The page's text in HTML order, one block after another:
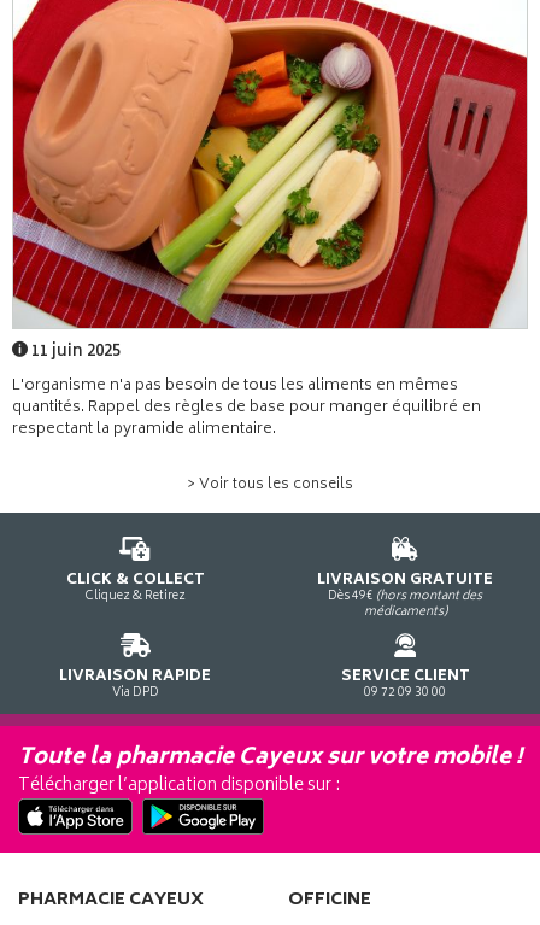
11 juin 2025
L'organisme n'a pas besoin de tous les aliments en mêmes
quantités. Rappel des règles de base pour manger équilibré en
respectant la pyramide alimentaire.
> Voir tous les conseils
CLICK & COLLECT
Cliquez & Retirez
LIVRAISON GRATUITE
Dès 49€ (hors montant des
médicaments)
LIVRAISON RAPIDE
Via DPD
SERVICE CLIENT
09 72 09 30 00
Toute la pharmacie Cayeux sur votre mobile !
Télécharger l’application disponible sur :
PHARMACIE CAYEUX OFFICINE